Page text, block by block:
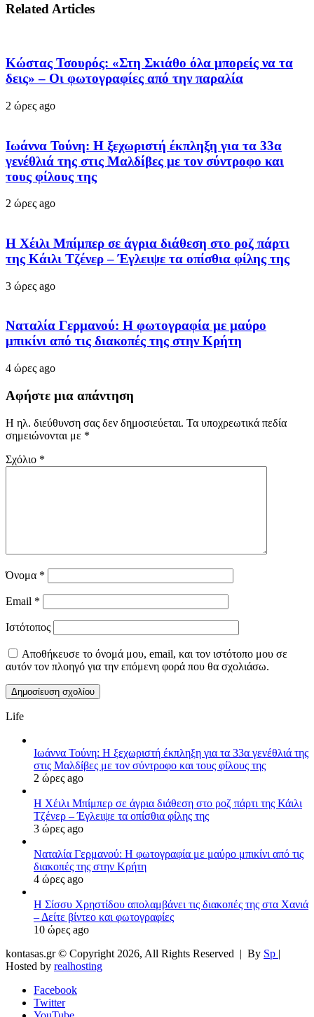
Related Articles
Κώστας Τσουρός: «Στη Σκιάθο όλα μπορείς να τα
δεις» – Οι φωτογραφίες από την παραλία
2 ώρες ago
Ιωάννα Τούνη: Η ξεχωριστή έκπληξη για τα 33α
γενέθλιά της στις Μαλδίβες με τον σύντροφο και
τους φίλους της
2 ώρες ago
Η Χέιλι Μπίμπερ σε άγρια διάθεση στο ροζ πάρτι
της Κάιλι Τζένερ – Έγλειψε τα οπίσθια φίλης της
3 ώρες ago
Ναταλία Γερμανού: Η φωτογραφία με μαύρο
μπικίνι από τις διακοπές της στην Κρήτη
4 ώρες ago
Αφήστε μια απάντηση
Η ηλ. διεύθυνση σας δεν δημοσιεύεται. Τα υποχρεωτικά πεδία
σημειώνονται με *
Σχόλιο *
Όνομα *
Email *
Ιστότοπος
Αποθήκευσε το όνομά μου, email, και τον ιστότοπο μου σε
αυτόν τον πλοηγό για την επόμενη φορά που θα σχολιάσω.
Life
Ιωάννα Τούνη: Η ξεχωριστή έκπληξη για τα 33α γενέθλιά της
στις Μαλδίβες με τον σύντροφο και τους φίλους της
2 ώρες ago
Η Χέιλι Μπίμπερ σε άγρια διάθεση στο ροζ πάρτι της Κάιλι
Τζένερ – Έγλειψε τα οπίσθια φίλης της
3 ώρες ago
Ναταλία Γερμανού: Η φωτογραφία με μαύρο μπικίνι από τις
διακοπές της στην Κρήτη
4 ώρες ago
Η Σίσσυ Χρηστίδου απολαμβάνει τις διακοπές της στα Χανιά
– Δείτε βίντεο και φωτογραφίες
10 ώρες ago
kontasas.gr © Copyright 2026, All Rights Reserved | By Sp |
Hosted by realhosting
Facebook
Twitter